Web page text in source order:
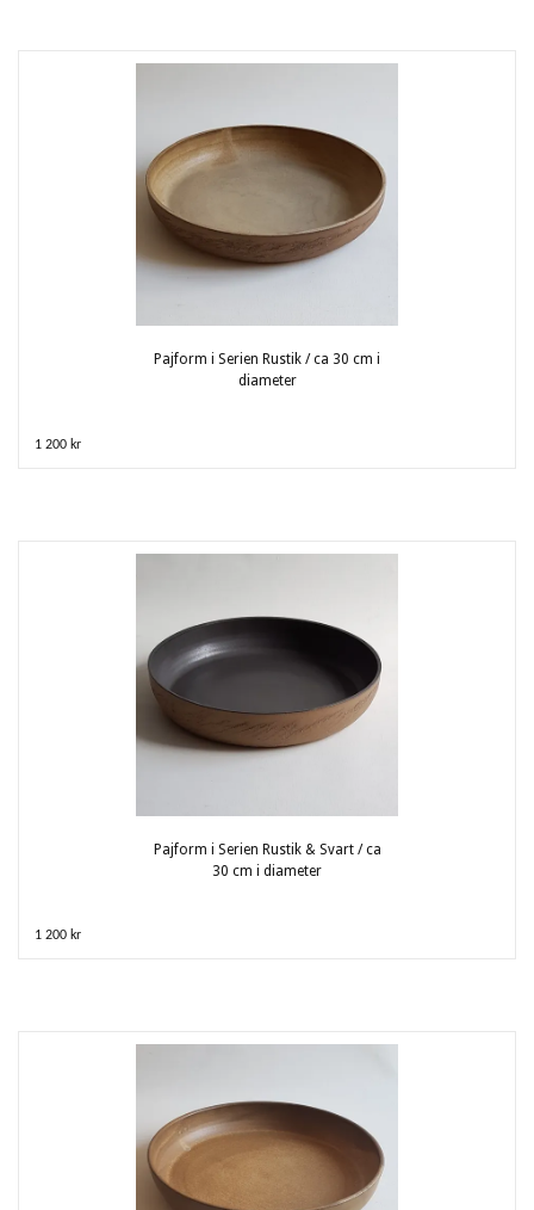
Pajform i Serien Rustik / ca 30 cm i
diameter
1 200 kr
Pajform i Serien Rustik & Svart / ca
30 cm i diameter
1 200 kr